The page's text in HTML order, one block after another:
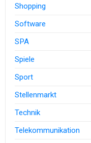
Shopping
Software
SPA
Spiele
Sport
Stellenmarkt
Technik
Telekommunikation